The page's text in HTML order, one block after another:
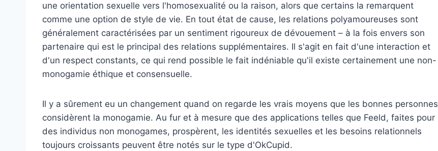
une orientation sexuelle vers l'homosexualité ou la raison, alors que certains la remarquent
comme une option de style de vie. En tout état de cause, les relations polyamoureuses sont
généralement caractérisées par un sentiment rigoureux de dévouement – à la fois envers son
partenaire qui est le principal des relations supplémentaires. Il s'agit en fait d'une interaction et
d'un respect constants, ce qui rend possible le fait indéniable qu'il existe certainement une non-
monogamie éthique et consensuelle.
Il y a sûrement eu un changement quand on regarde les vrais moyens que les bonnes personnes
considèrent la monogamie. Au fur et à mesure que des applications telles que Feeld, faites pour
des individus non monogames, prospèrent, les identités sexuelles et les besoins relationnels
toujours croissants peuvent être notés sur le type d'OkCupid.